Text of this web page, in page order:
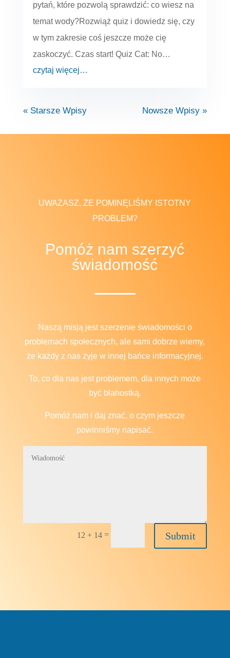
pytań, które pozwolą sprawdzić: co wiesz na
temat wody?Rozwiąż quiz i dowiedz się, czy
w tym zakresie coś jeszcze może cię
zaskoczyć. Czas start! Quiz Cat: No…
czytaj więcej…
« Starsze Wpisy Nowsze Wpisy »
UWAŻASZ, ŻE POMINĘLIŚMY ISTOTNY
PROBLEM?
Pomóż nam szerzyć
świadomość
Naszą misją jest szerzenie świadomości o
problemach społecznych, ale sami dobrze wiemy,
że każdy z nas żyje w innej bańce informacyjnej.
To, co dla nas jest problemem, dla innych może
być błahostką.
Pomóż nam i daj znać, o czym jeszcze
powinniśmy napisać.
12 + 14 = Submit